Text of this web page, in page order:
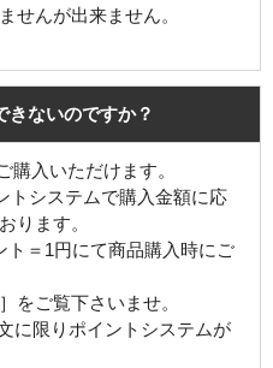
せんが出来ません。
きないのですか？
購入いただけます。
トシステムで購入金額に応
ります。
ト＝1円にて商品購入時にご
をご覧下さいませ。
に限りポイントシステムが